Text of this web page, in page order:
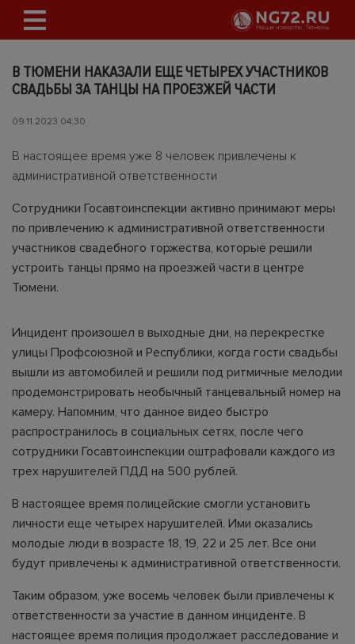
В ТЮМЕНИ НАКАЗАЛИ ЕЩЕ ЧЕТЫРЕХ УЧАСТНИКОВ
СВАДЬБЫ ЗА ТАНЦЫ НА ПРОЕЗЖЕЙ ЧАСТИ
09.11.2023 04:30
В настоящее время уже 8 человек привлечены к
административной ответственности
Сотрудники Госавтоинспекции активно принимают меры
по привлечению к административной ответственности
участников свадебного торжества, которые решили
устроить танцы прямо на проезжей части в центре
Тюмени.
Инцидент произошел в выходные дни, на перекрестке
улицы Профсоюзной и Республики, когда гости свадьбы
вышли из автомобилей и решили под ритмичные мелодии
продемонстрировать необычный танцевальный номер на
камеру. Напомним, что данное видео быстро
распространилось в социальных сетях, после чего
сотрудники Госавтоинспекции оштрафовали каждого из
трех нарушителей ПДД на 500 рублей.
В настоящее время полицейские смогли установить
личности еще четырех нарушителей. Ими оказались
молодые люди в возрасте 18, 19, 22 и 25 лет. Все они
будут привлечены к административной ответственности.
Таким образом, уже восемь человек были привлечены к
ответственности за участие в данном инциденте. В
настоящее время полиция продолжает расследование и